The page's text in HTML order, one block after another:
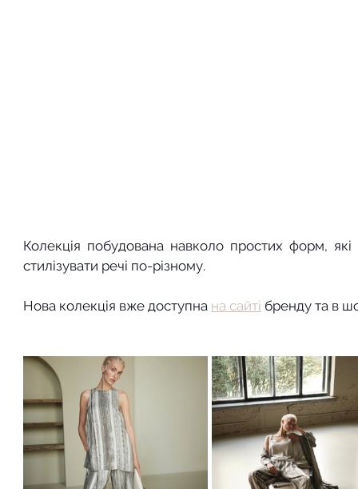
Колекція побудована навколо простих форм,
стилізувати речі по-різному.
Нова колекція вже доступна на сайті бренду та в